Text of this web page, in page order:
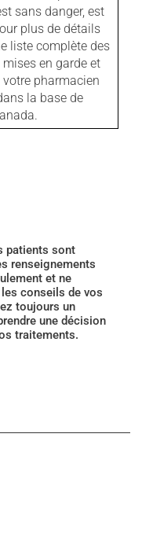
sans danger, est
plus de détails
liste complète des
en garde et
pharmacien
la base de
patients sont
renseignements
et ne
les conseils de vos
toujours un
une décision
traitements.